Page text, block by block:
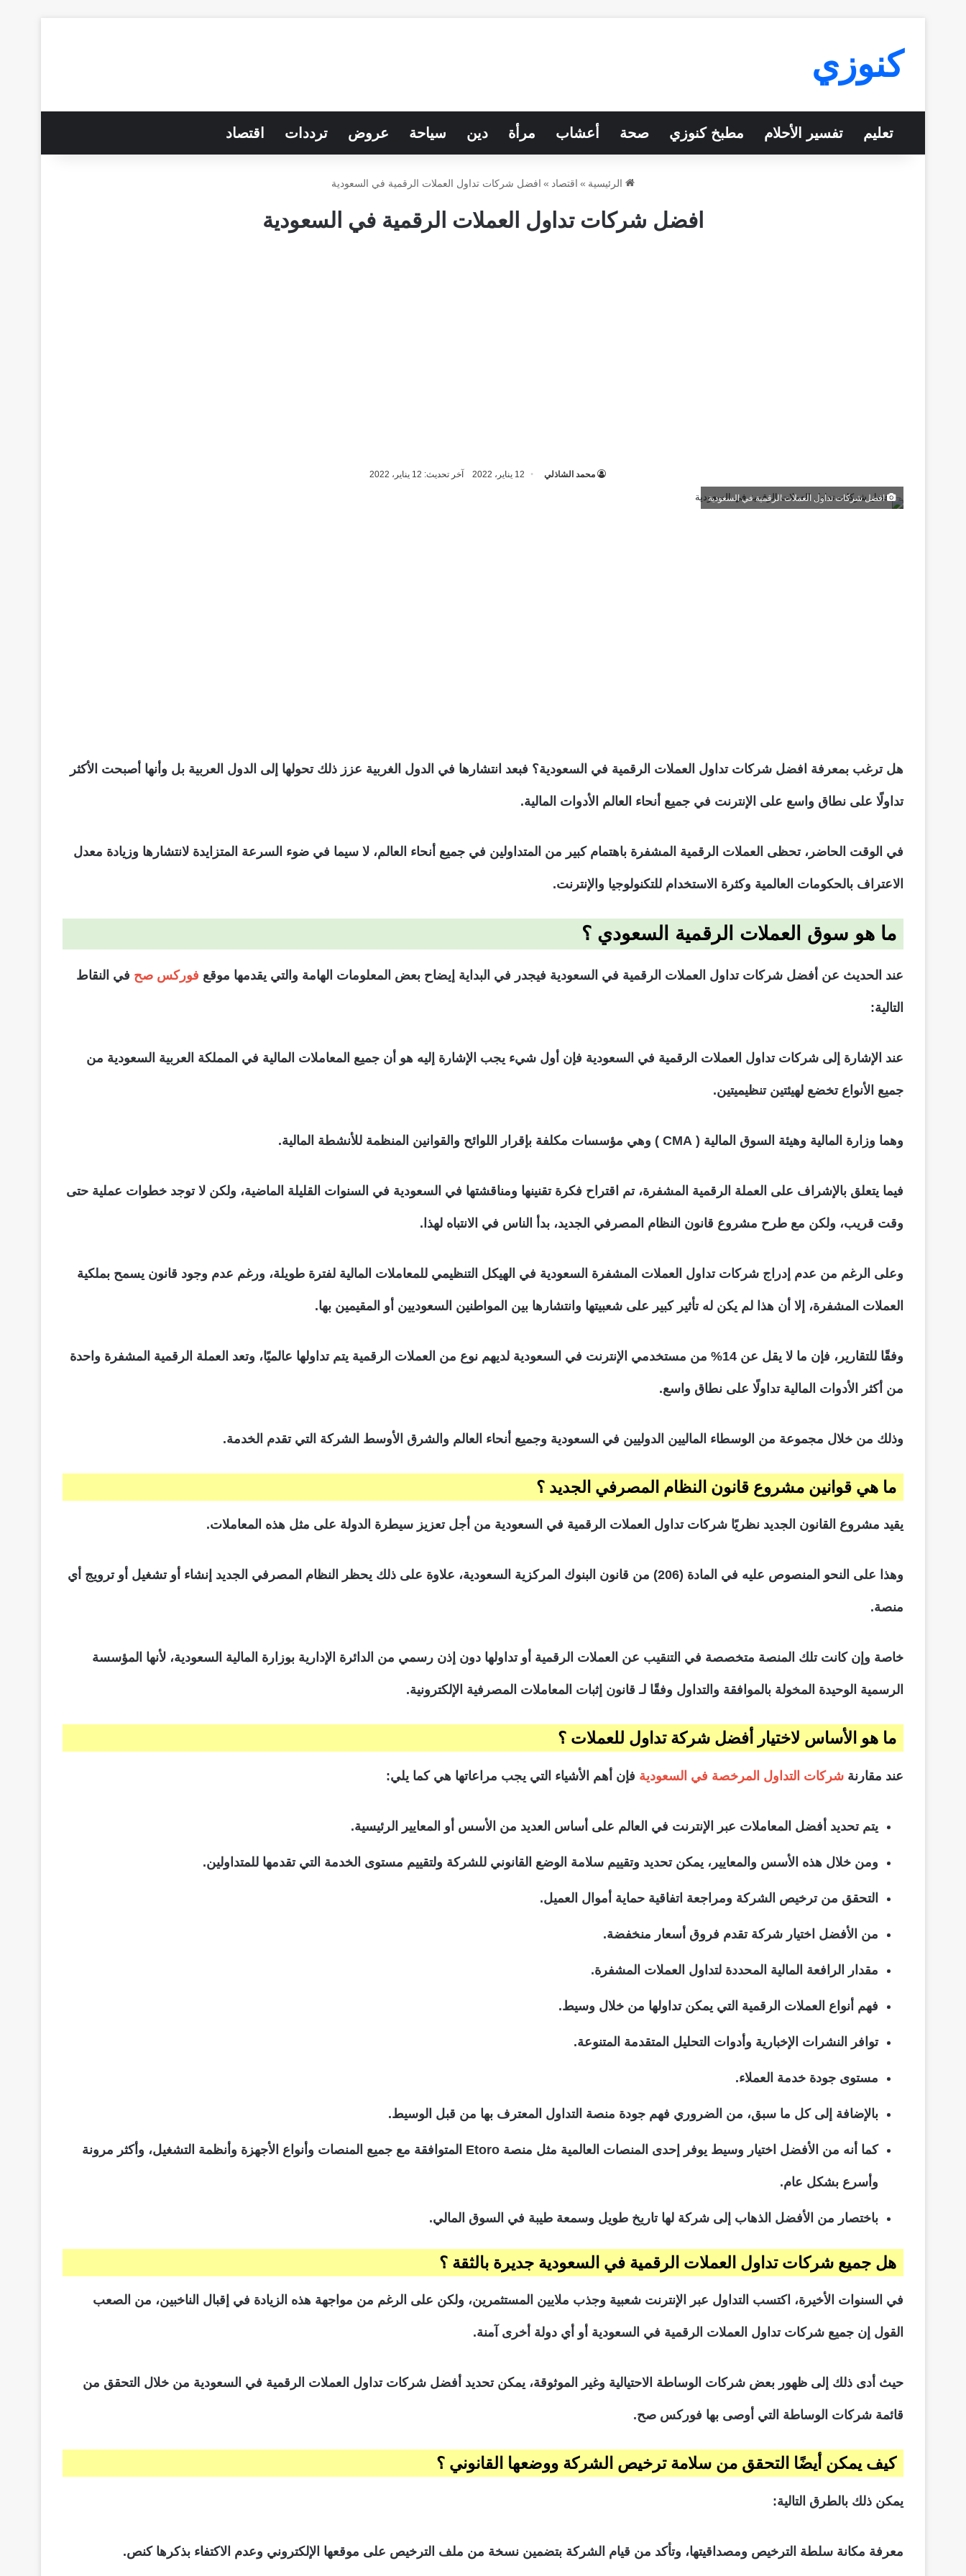
كنوزي
تعليم تفسير الأحلام مطبخ كنوزي صحة أعشاب مرأة دين سياحة عروض ترددات اقتصاد
الرئيسية » اقتصاد » افضل شركات تداول العملات الرقمية في السعودية
افضل شركات تداول العملات الرقمية في السعودية
محمد الشاذلي 12 يناير، 2022 آخر تحديث: 12 يناير، 2022
افضل شركات تداول العملات الرقمية في السعودية
هل ترغب بمعرفة افضل شركات تداول العملات الرقمية في السعودية؟ فبعد انتشارها في الدول الغربية عزز ذلك تحولها إلى الدول العربية بل وأنها أصبحت الأكثر
تداولًا على نطاق واسع على الإنترنت في جميع أنحاء العالم الأدوات المالية.
في الوقت الحاضر، تحظى العملات الرقمية المشفرة باهتمام كبير من المتداولين في جميع أنحاء العالم، لا سيما في ضوء السرعة المتزايدة لانتشارها وزيادة معدل
الاعتراف بالحكومات العالمية وكثرة الاستخدام للتكنولوجيا والإنترنت.
ما هو سوق العملات الرقمية السعودي ؟
عند الحديث عن أفضل شركات تداول العملات الرقمية في السعودية فيجدر في البداية إيضاح بعض المعلومات الهامة والتي يقدمها موقع فوركس صح في النقاط
التالية:
عند الإشارة إلى شركات تداول العملات الرقمية في السعودية فإن أول شيء يجب الإشارة إليه هو أن جميع المعاملات المالية في المملكة العربية السعودية من
جميع الأنواع تخضع لهيئتين تنظيميتين.
وهما وزارة المالية وهيئة السوق المالية ( CMA ) وهي مؤسسات مكلفة بإقرار اللوائح والقوانين المنظمة للأنشطة المالية.
فيما يتعلق بالإشراف على العملة الرقمية المشفرة، تم اقتراح فكرة تقنينها ومناقشتها في السعودية في السنوات القليلة الماضية، ولكن لا توجد خطوات عملية حتى
وقت قريب، ولكن مع طرح مشروع قانون النظام المصرفي الجديد، بدأ الناس في الانتباه لهذا.
وعلى الرغم من عدم إدراج شركات تداول العملات المشفرة السعودية في الهيكل التنظيمي للمعاملات المالية لفترة طويلة، ورغم عدم وجود قانون يسمح بملكية
العملات المشفرة، إلا أن هذا لم يكن له تأثير كبير على شعبيتها وانتشارها بين المواطنين السعوديين أو المقيمين بها.
وفقًا للتقارير، فإن ما لا يقل عن 14% من مستخدمي الإنترنت في السعودية لديهم نوع من العملات الرقمية يتم تداولها عالميًا، وتعد العملة الرقمية المشفرة واحدة
من أكثر الأدوات المالية تداولًا على نطاق واسع.
وذلك من خلال مجموعة من الوسطاء الماليين الدوليين في السعودية وجميع أنحاء العالم والشرق الأوسط الشركة التي تقدم الخدمة.
ما هي قوانين مشروع قانون النظام المصرفي الجديد ؟
يقيد مشروع القانون الجديد نظريًا شركات تداول العملات الرقمية في السعودية من أجل تعزيز سيطرة الدولة على مثل هذه المعاملات.
وهذا على النحو المنصوص عليه في المادة (206) من قانون البنوك المركزية السعودية، علاوة على ذلك يحظر النظام المصرفي الجديد إنشاء أو تشغيل أو ترويج أي
منصة.
خاصة وإن كانت تلك المنصة متخصصة في التنقيب عن العملات الرقمية أو تداولها دون إذن رسمي من الدائرة الإدارية بوزارة المالية السعودية، لأنها المؤسسة
الرسمية الوحيدة المخولة بالموافقة والتداول وفقًا لـ قانون إثبات المعاملات المصرفية الإلكترونية.
ما هو الأساس لاختيار أفضل شركة تداول للعملات ؟
عند مقارنة شركات التداول المرخصة في السعودية فإن أهم الأشياء التي يجب مراعاتها هي كما يلي:
يتم تحديد أفضل المعاملات عبر الإنترنت في العالم على أساس العديد من الأسس أو المعايير الرئيسية.
ومن خلال هذه الأسس والمعايير، يمكن تحديد وتقييم سلامة الوضع القانوني للشركة ولتقييم مستوى الخدمة التي تقدمها للمتداولين.
التحقق من ترخيص الشركة ومراجعة اتفاقية حماية أموال العميل.
من الأفضل اختيار شركة تقدم فروق أسعار منخفضة.
مقدار الرافعة المالية المحددة لتداول العملات المشفرة.
فهم أنواع العملات الرقمية التي يمكن تداولها من خلال وسيط.
توافر النشرات الإخبارية وأدوات التحليل المتقدمة المتنوعة.
مستوى جودة خدمة العملاء.
بالإضافة إلى كل ما سبق، من الضروري فهم جودة منصة التداول المعترف بها من قبل الوسيط.
كما أنه من الأفضل اختيار وسيط يوفر إحدى المنصات العالمية مثل منصة Etoro المتوافقة مع جميع المنصات وأنواع الأجهزة وأنظمة التشغيل، وأكثر مرونة
وأسرع بشكل عام.
باختصار من الأفضل الذهاب إلى شركة لها تاريخ طويل وسمعة طيبة في السوق المالي.
هل جميع شركات تداول العملات الرقمية في السعودية جديرة بالثقة ؟
في السنوات الأخيرة، اكتسب التداول عبر الإنترنت شعبية وجذب ملايين المستثمرين، ولكن على الرغم من مواجهة هذه الزيادة في إقبال الناخبين، من الصعب
القول إن جميع شركات تداول العملات الرقمية في السعودية أو أي دولة أخرى آمنة.
حيث أدى ذلك إلى ظهور بعض شركات الوساطة الاحتيالية وغير الموثوقة، يمكن تحديد أفضل شركات تداول العملات الرقمية في السعودية من خلال التحقق من
قائمة شركات الوساطة التي أوصى بها فوركس صح.
كيف يمكن أيضًا التحقق من سلامة ترخيص الشركة ووضعها القانوني ؟
يمكن ذلك بالطرق التالية:
معرفة مكانة سلطة الترخيص ومصداقيتها، وتأكد من قيام الشركة بتضمين نسخة من ملف الترخيص على موقعها الإلكتروني وعدم الاكتفاء بذكرها كنص.